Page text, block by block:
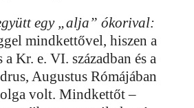
egy „alja” ókorival:
mindkettővel, hiszen a
Kr. e. VI. században és a
Augustus Rómájában
volt. Mindkettőt –